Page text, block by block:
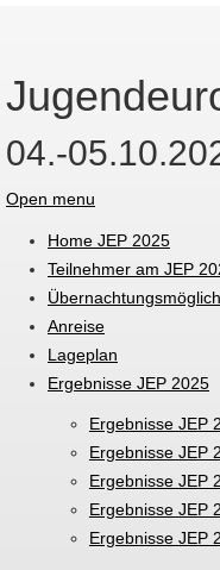
04.-
Open menu
Home JEP 2025
Teilnehmer am JEP
Anreise
Lageplan
Ergebnisse JEP 2025
Ergebnisse JEP
Ergebnisse JEP
Ergebnisse JEP
Ergebnisse JEP
Ergebnisse JEP